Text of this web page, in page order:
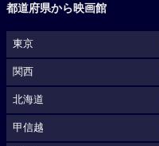
都道府県から映画館
東京
関西
北海道
甲信越